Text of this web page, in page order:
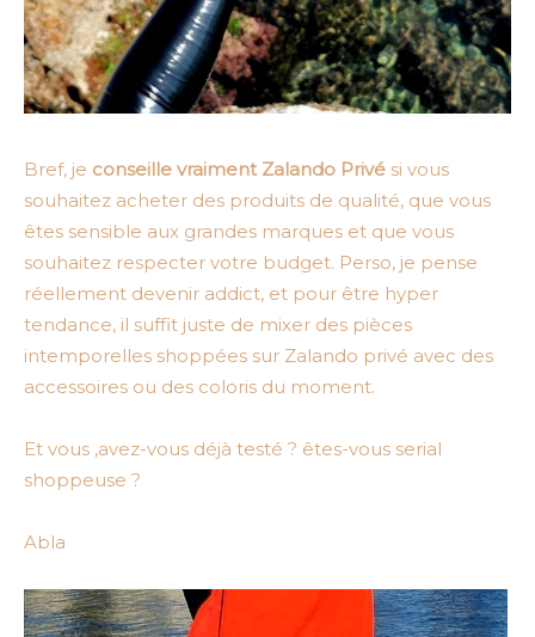
Bref, je conseille vraiment Zalando Privé si vous
souhaitez acheter des produits de qualité, que vous
êtes sensible aux grandes marques et que vous
souhaitez respecter votre budget. Perso, je pense
réellement devenir addict, et pour être hyper
tendance, il suffit juste de mixer des pièces
intemporelles shoppées sur Zalando privé avec des
accessoires ou des coloris du moment.
Et vous ,avez-vous déjà testé ? êtes-vous serial
shoppeuse ?
Abla